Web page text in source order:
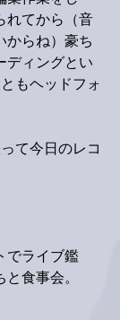
れてから（音
からね）豪ち
ディングとい
もヘッドフォ
て今日のレコ
でライブ鑑
食事会。